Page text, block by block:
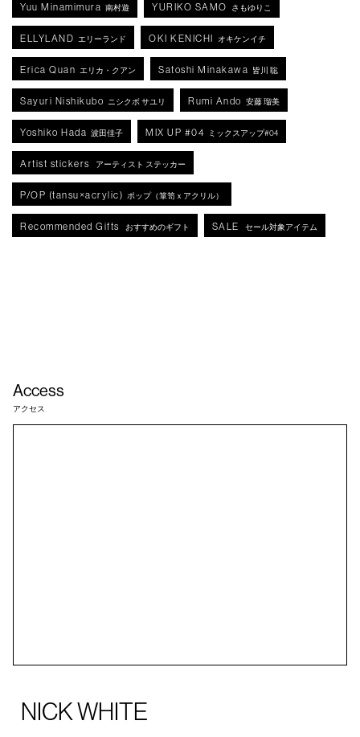
Yuu Minamimura 南村遊 YURIKO SAMO さもゆりこ
ELLYLAND エリーランド OKI KENICHI オキケンイチ
Erica Quan エリカ・クアン Satoshi Minakawa 皆川 聡
Sayuri Nishikubo ニシクボ サユリ Rumi Ando 安藤 瑠美
Yoshiko Hada 波田佳子 MIX UP #04 ミックスアップ#04
Artist stickers アーティスト ステッカー
P/OP (tansu×acrylic) ポップ（箪笥ｘアクリル）
Recommended Gifts おすすめのギフト SALE セール対象アイテム
Access
アクセス
NICK WHITE